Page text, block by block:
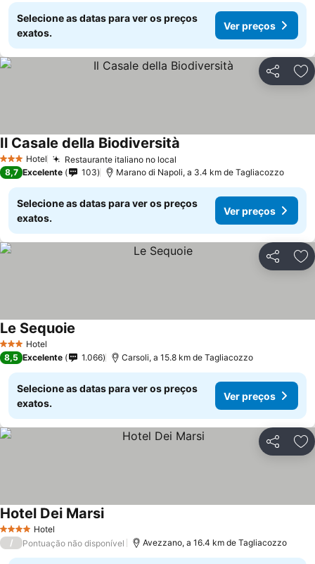
Selecione as datas para ver os preços
exatos.
Ver preços
Partilhar
3 EstrelasHotel Restaurante italiano no local
Il Casale della Biodiversità
8,7 Excelente 103 Marano di Napoli, a 3.4 km de Tagliacozzo
Selecione as datas para ver os preços
exatos.
Ver preços
Partilhar
3 EstrelasHotel
Le Sequoie
8,5 Excelente 1.066 Carsoli, a 15.8 km de Tagliacozzo
Selecione as datas para ver os preços
exatos.
Ver preços
Partilhar
4 EstrelasHotel
Hotel Dei MarsiVer preços
/ Pontuação não disponível Avezzano, a 16.4 km de Tagliacozzo